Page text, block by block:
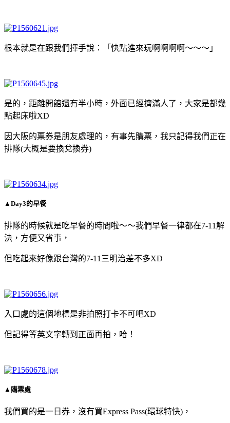
根本就是在跟我們揮手說：「快點進來玩啊啊啊啊～～～」
是的，距離開館還有半小時，外面已經擠滿人了，大家是都幾
點起床啦XD
因大阪的票券是朋友處理的，有事先購票，我只記得我們正在
排隊(大概是要換兌換券)
▲Day3的早餐
排隊的時候就是吃早餐的時間啦～～我們早餐一律都在7-11解
決，方便又省事，
但吃起來好像跟台灣的7-11三明治差不多XD
入口處的這個地標是非拍照打卡不可吧XD
但記得等英文字轉到正面再拍，哈！
▲購票處
我們買的是一日券，沒有買Express Pass(環球特快)，